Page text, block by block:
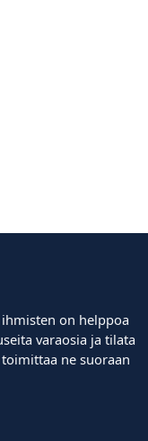
on helppoa
varaosia ja tilata
ne suoraan